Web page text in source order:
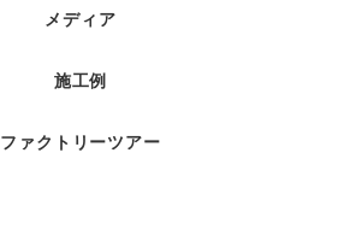
メディア
施工例
ファクトリーツアー